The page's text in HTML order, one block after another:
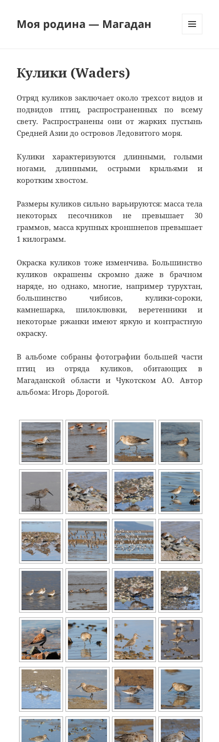
Моя родина — Магадан
Кулики (Waders)
Отряд куликов заключает около трехсот видов и
подвидов птиц, распространенных по всему
свету. Распространены они от жарких пустынь
Средней Азии до островов Ледовитого моря.
Кулики характеризуются длинными, голыми
ногами, длинными, острыми крыльями и
коротким хвостом.
Размеры куликов сильно варьируются: масса тела
некоторых песочников не превышает 30
граммов, масса крупных кроншнепов превышает
1 килограмм.
Окраска куликов тоже изменчива. Большинство
куликов окрашены скромно даже в брачном
наряде, но однако, многие, например турухтан,
большинство чибисов, кулики-сороки,
камнешарка, шилоклювки, веретенники и
некоторые ржанки имеют яркую и контрастную
окраску.
В альбоме собраны фотографии большей части
птиц из отряда куликов, обитающих в
Магаданской области иЧукотском АО. Автор
альбома: Игорь Дорогой.